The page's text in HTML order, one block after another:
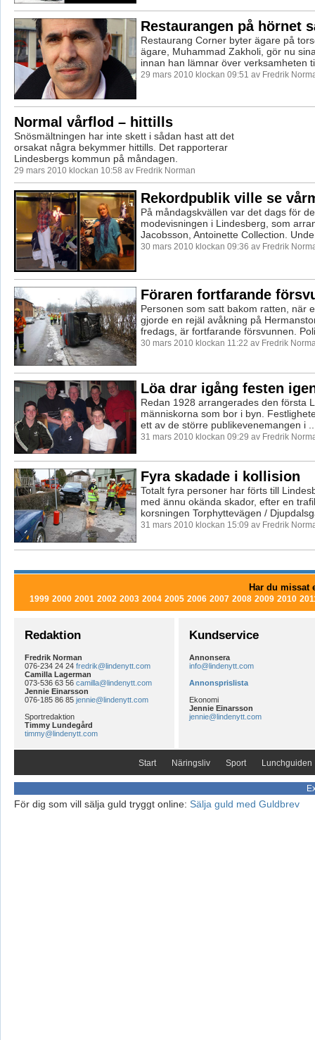
Restaurangen på hörnet
Restaurang Corner byter ägare på
ägare, Muhammad Zakholi, gör nu
innan han lämnar över verksamheten
29 mars 2010 klockan 09:51 av Fredrik
Normal vårflod – hittills
Snösmältningen har inte skett i sådan hast att det
orsakat några bekymmer hittills. Det rapporterar
Lindesbergs kommun på måndagen.
29 mars 2010 klockan 10:58 av Fredrik Norman
Rekordpublik ville se
På måndagskvällen var det dags för
modevisningen i Lindesberg, som
Jacobsson, Antoinette Collection.
30 mars 2010 klockan 09:36 av Fredrik
Föraren fortfarande
Personen som satt bakom ratten, när
gjorde en rejäl avåkning på
fredags, är fortfarande försvunnen.
30 mars 2010 klockan 11:22 av Fredrik
Löa drar igång festen
Redan 1928 arrangerades den första
människorna som bor i byn.
ett av de större publikevenemangen i
31 mars 2010 klockan 09:29 av Fredrik
Fyra skadade i kollision
Totalt fyra personer har förts till
med ännu okända skador, efter en
korsningen Torphyttevägen /
31 mars 2010 klockan 15:09 av Fredrik
Har du missat
1999 2000 2001 2002 2003 2004 2005 2006 2007 2008 2009 2010
Redaktion
Fredrik Norman
076-234 24 24 fredrik@lindenytt.com
Camilla Lagerman
073-536 63 56 camilla@lindenytt.com
Jennie Einarsson
076-185 86 85 jennie@lindenytt.com
Sportredaktion
Timmy Lundegård
timmy@lindenytt.com
Kundservice
Annonsera
info@lindenytt.com
Annonsprislista
Ekonomi
Jennie Einarsson
jennie@lindenytt.com
Start Näringsliv Sport Lunchguiden
För dig som vill sälja guld tryggt online: Sälja guld med Guldbrev